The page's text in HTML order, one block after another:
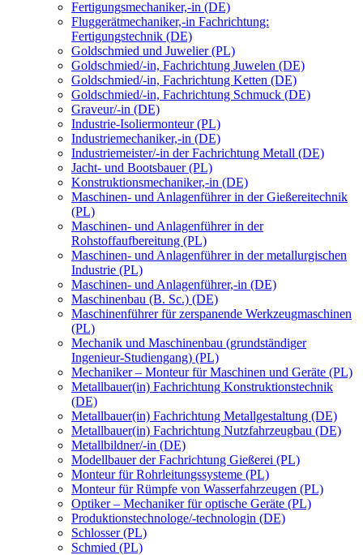
Fertigungsmechaniker,-in (DE)
Fluggerätmechaniker,-in Fachrichtung:
Fertigungstechnik (DE)
Goldschmied und Juwelier (PL)
Goldschmied/-in, Fachrichtung Juwelen (DE)
Goldschmied/-in, Fachrichtung Ketten (DE)
Goldschmied/-in, Fachrichtung Schmuck (DE)
Graveur/-in (DE)
Industrie-Isoliermonteur (PL)
Industriemechaniker,-in (DE)
Industriemeister/-in der Fachrichtung Metall (DE)
Jacht- und Bootsbauer (PL)
Konstruktionsmechaniker,-in (DE)
Maschinen- und Anlagenführer in der Gießereitechnik
(PL)
Maschinen- und Anlagenführer in der
Rohstoffaufbereitung (PL)
Maschinen- und Anlagenführer in der metallurgischen
Industrie (PL)
Maschinen- und Anlagenführer,-in (DE)
Maschinenbau (B. Sc.) (DE)
Maschinenführer für zerspanende Werkzeugmaschinen
(PL)
Mechanik und Maschinenbau (grundständiger
Ingenieur-Studiengang) (PL)
Mechaniker – Monteur für Maschinen und Geräte (PL)
Metallbauer(in) Fachrichtung Konstruktionstechnik
(DE)
Metallbauer(in) Fachrichtung Metallgestaltung (DE)
Metallbauer(in) Fachrichtung Nutzfahrzeugbau (DE)
Metallbildner/-in (DE)
Modellbauer der Fachrichtung Gießerei (PL)
Monteur für Rohrleitungssysteme (PL)
Monteur für Rümpfe von Wasserfahrzeugen (PL)
Optiker – Mechaniker für optische Geräte (PL)
Produktionstechnologe/-technologin (DE)
Schlosser (PL)
Schmied (PL)